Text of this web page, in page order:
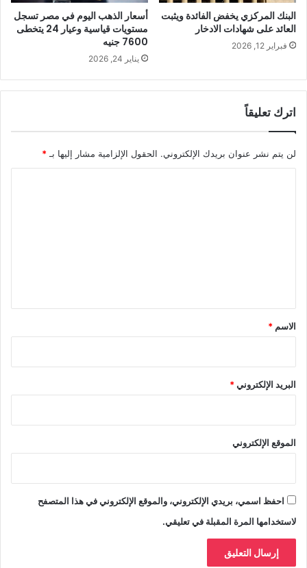
البنك المركزي يخفض الفائدة ويثبت
العائد على شهادات الادخار
فبراير 12, 2026
أسعار الذهب اليوم في مصر تسجل
مستويات قياسية وعيار 24 يتخطى
7600 جنيه
يناير 24, 2026
اترك تعليقاً
لن يتم نشر عنوان بريدك الإلكتروني. الحقول الإلزامية مشار إليها بـ *
*
الاسم *
البريد الإلكتروني*
الموقع الإلكتروني
احفظ اسمي، بريدي الإلكتروني، والموقع الإلكتروني في هذا المتصفح
لاستخدامها المرة المقبلة في تعليقي.